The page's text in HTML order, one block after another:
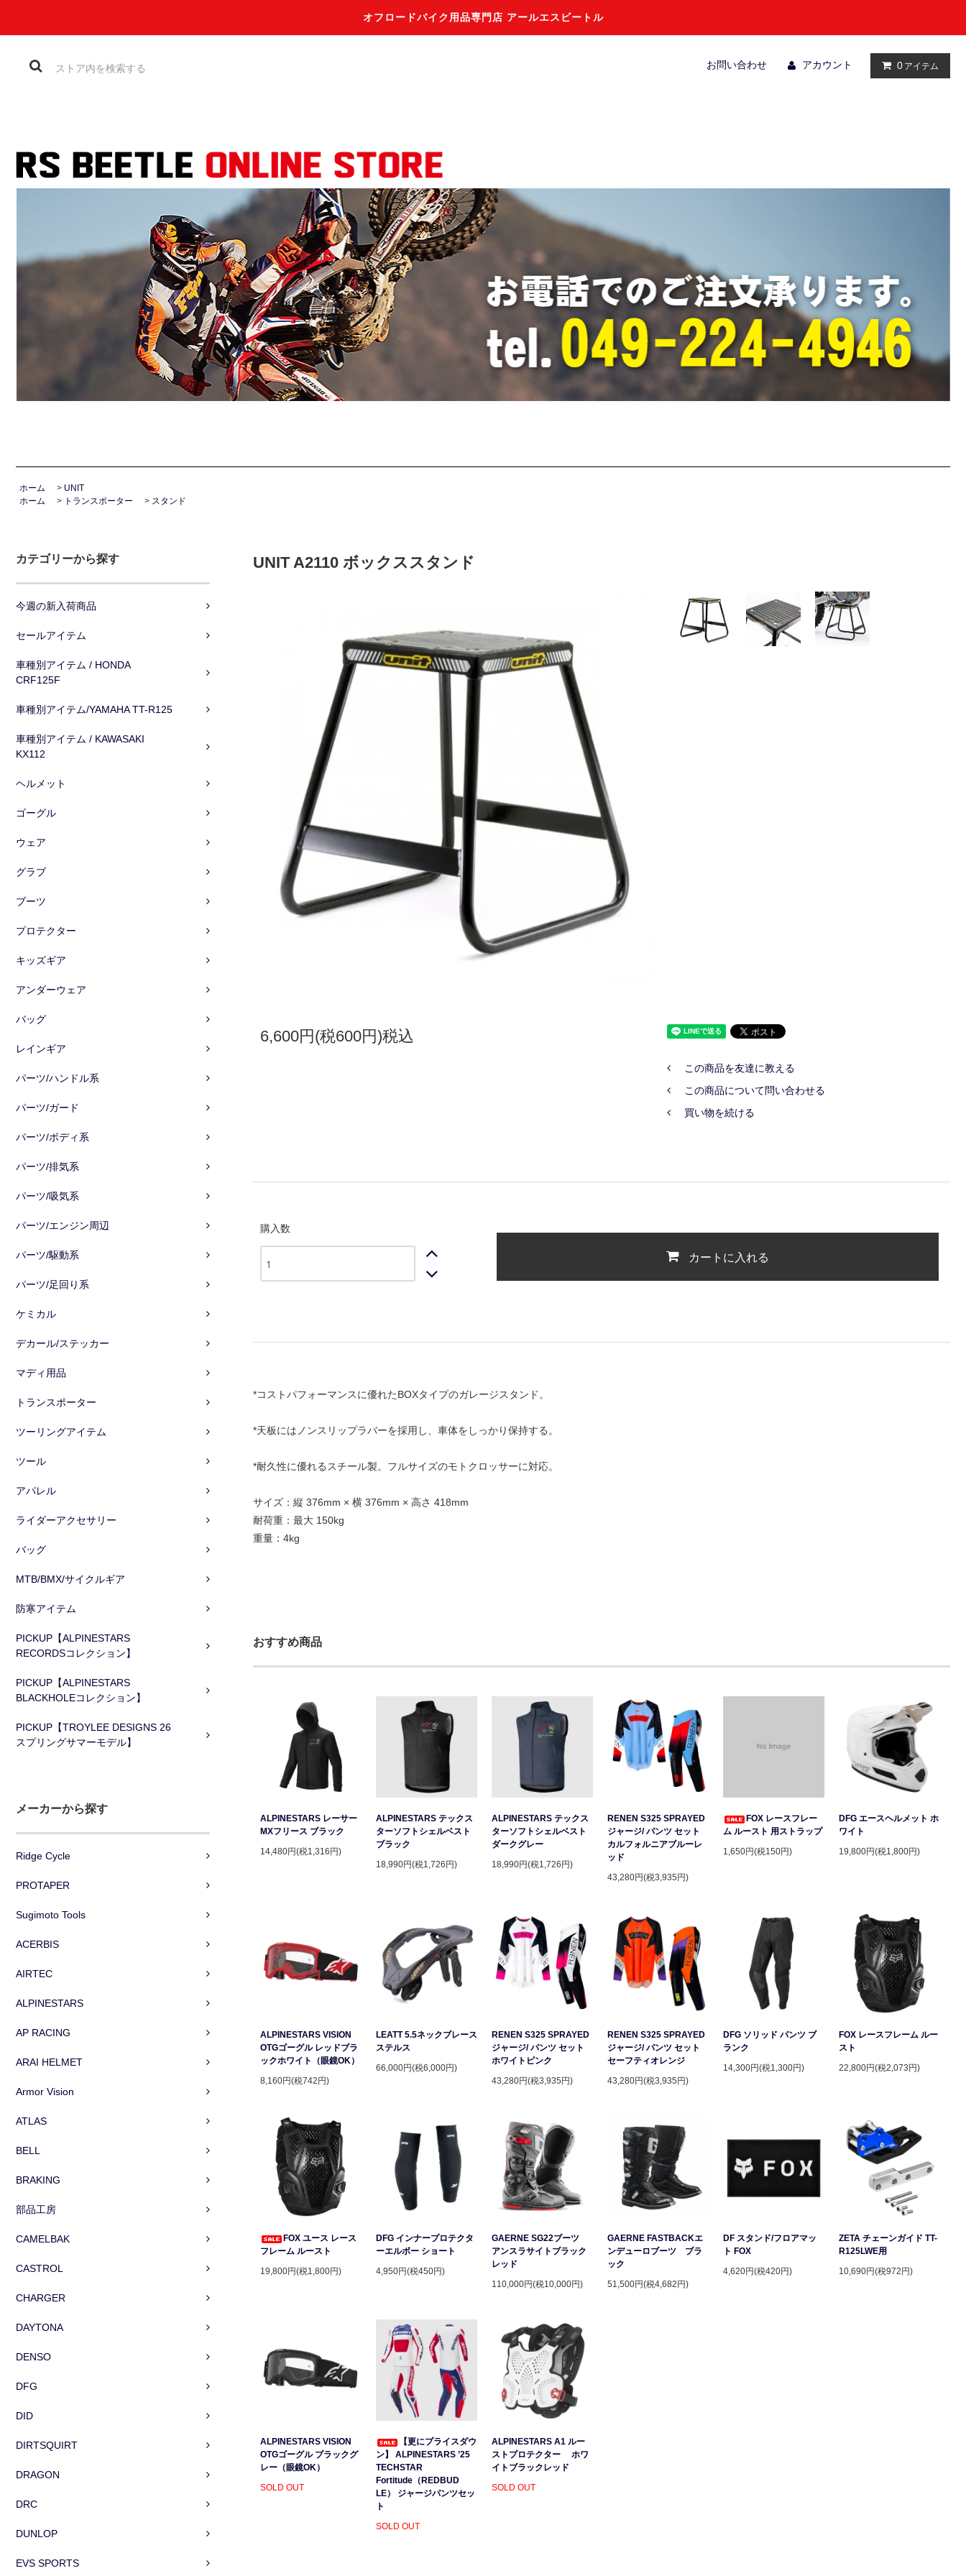
オフロードバイク用品専門店 アールエスビートル
お問い合わせ アカウント 0 アイテム
ホーム > UNIT
ホーム
> トランスポーター > スタンド
カテゴリーから探す
今週の新入荷商品
セールアイテム
車種別アイテム / HONDA
CRF125F
車種別アイテム/YAMAHA TT-R125
車種別アイテム / KAWASAKI
KX112
ヘルメット
ゴーグル
ウェア
グラブ
ブーツ
プロテクター
キッズギア
アンダーウェア
バッグ
レインギア
パーツ/ハンドル系
パーツ/ガード
パーツ/ボディ系
パーツ/排気系
パーツ/吸気系
パーツ/エンジン周辺
パーツ/駆動系
パーツ/足回り系
ケミカル
デカール/ステッカー
マディ用品
トランスポーター
ツーリングアイテム
ツール
アパレル
ライダーアクセサリー
バッグ
MTB/BMX/サイクルギア
防寒アイテム
PICKUP【ALPINESTARS
RECORDSコレクション】
PICKUP【ALPINESTARS
BLACKHOLEコレクション】
PICKUP【TROYLEE DESIGNS 26
スプリングサマーモデル】
メーカーから探す
Ridge Cycle
PROTAPER
Sugimoto Tools
ACERBIS
AIRTEC
ALPINESTARS
AP RACING
ARAI HELMET
Armor Vision
ATLAS
BELL
BRAKING
部品工房
CAMELBAK
CASTROL
CHARGER
DAYTONA
DENSO
DFG
DID
DIRTSQUIRT
DRAGON
DRC
DUNLOP
EVS SPORTS
UNIT A2110 ボックススタンド
6,600円(税600円)税込
この商品を友達に教える
この商品について問い合わせる
買い物を続ける
購入数
カートに入れる
*コストパフォーマンスに優れたBOXタイプのガレージスタンド。
*天板にはノンスリップラバーを採用し、車体をしっかり保持する。
*耐久性に優れるスチール製。フルサイズのモトクロッサーに対応。
サイズ：縦 376mm × 横 376mm × 高さ 418mm
耐荷重：最大 150kg
重量：4kg
おすすめ商品
ALPINESTARS レーサー
MXフリース ブラック
14,480円(税1,316円)
ALPINESTARS テックス
ターソフトシェルベスト
ブラック
18,990円(税1,726円)
ALPINESTARS テックス
ターソフトシェルベスト
ダークグレー
18,990円(税1,726円)
RENEN S325 SPRAYED
ジャージ/ パンツ セット
カルフォルニアブルーレ
ッド
43,280円(税3,935円)
FOX レースフレー
ム ルースト 用ストラップ
1,650円(税150円)
DFG エースヘルメット ホ
ワイト
19,800円(税1,800円)
ALPINESTARS VISION
OTGゴーグル レッドブラ
ックホワイト（眼鏡OK）
8,160円(税742円)
LEATT 5.5ネックブレース
ステルス
66,000円(税6,000円)
RENEN S325 SPRAYED
ジャージ/ パンツ セット
ホワイトピンク
43,280円(税3,935円)
RENEN S325 SPRAYED
ジャージ/ パンツ セット
セーフティオレンジ
43,280円(税3,935円)
DFG ソリッド パンツ ブ
ランク
14,300円(税1,300円)
FOX レースフレーム ルー
スト
22,800円(税2,073円)
FOX ユース レース
フレーム ルースト
19,800円(税1,800円)
DFG インナープロテクタ
ーエルボー ショート
4,950円(税450円)
GAERNE SG22ブーツ
アンスラサイトブラック
レッド
110,000円(税10,000円)
GAERNE FASTBACKエ
ンデューロブーツ ブラ
ック
51,500円(税4,682円)
DF スタンド/フロアマッ
ト FOX
4,620円(税420円)
ZETA チェーンガイド TT-
R125LWE用
10,690円(税972円)
ALPINESTARS VISION
OTGゴーグル ブラックグ
レー（眼鏡OK）
SOLD OUT
【更にプライスダウ
ン】 ALPINESTARS ’25
TECHSTAR
Fortitude（REDBUD
LE） ジャージパンツセッ
ト
SOLD OUT
ALPINESTARS A1 ルー
ストプロテクター ホワ
イトブラックレッド
SOLD OUT